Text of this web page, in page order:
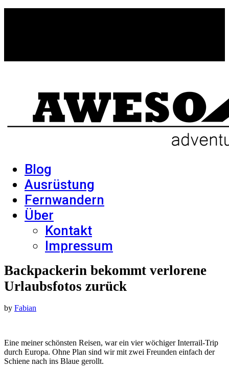
Blog
Ausrüstung
Fernwandern
Über
Kontakt
Impressum
Backpackerin bekommt verlorene
Urlaubsfotos zurück
by Fabian
Eine meiner schönsten Reisen, war ein vier wöchiger Interrail-Trip
durch Europa. Ohne Plan sind wir mit zwei Freunden einfach der
Schiene nach ins Blaue gerollt.